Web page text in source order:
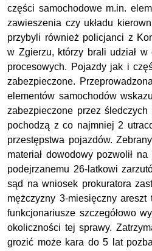
części samochodowe m.in.
zawieszenia czy układu
przybyli również policjanci z
w Zgierzu, którzy brali udział w
procesowych. Pojazdy jak i
zabezpieczone.
elementów samochodów
zabezpieczone przez śledczych
pochodzą z co najmniej 2
przestępstwa pojazdów.
materiał dowodowy pozwolił
podejrzanemu 26-latkowi
sąd na wniosek prokuratora
mężczyzny 3-miesięczny areszt
funkcjonariusze szczegółowo
okoliczności tej sprawy.
grozić może kara do 5 lat